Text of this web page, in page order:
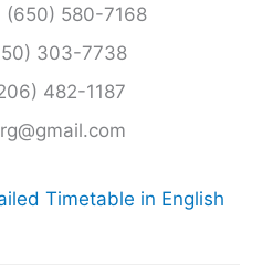
(650) 580-7168
303-7738
482-1187
Timetable in English